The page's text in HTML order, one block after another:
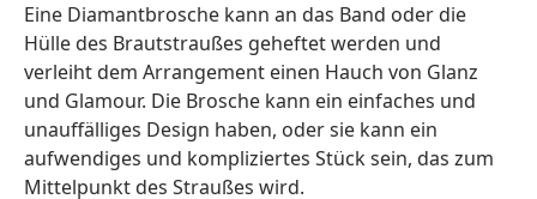
Eine Diamantbrosche kann an das Band oder die
Hülle des Brautstraußes geheftet werden und
verleiht dem Arrangement einen Hauch von Glanz
und Glamour. Die Brosche kann ein einfaches und
unauffälliges Design haben, oder sie kann ein
aufwendiges und kompliziertes Stück sein, das zum
Mittelpunkt des Straußes wird.